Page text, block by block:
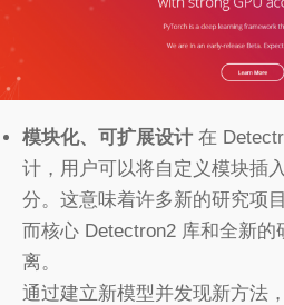
模块化、可扩展设计 在
计，用户可以将自定义模块插
分。这意味着许多新的研究项
而核心 Detectron2 库和全新
离。
通过建立新模型并发现新方法